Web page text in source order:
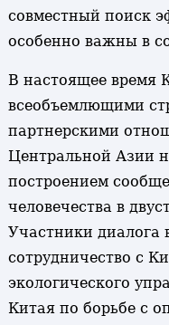
совместный поиск
особенно важны в
В настоящее время
всеобъемлющими
партнерскими
Центральной Азии
построением
человечества в
Участники диалога
сотрудничество с
экологического
Китая по борьбе с